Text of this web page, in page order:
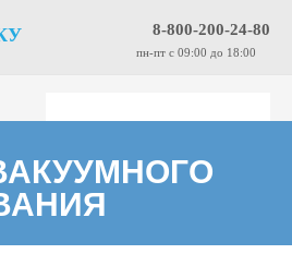
8-800-200-24-80
пн-пт c 09:00 до 18:00